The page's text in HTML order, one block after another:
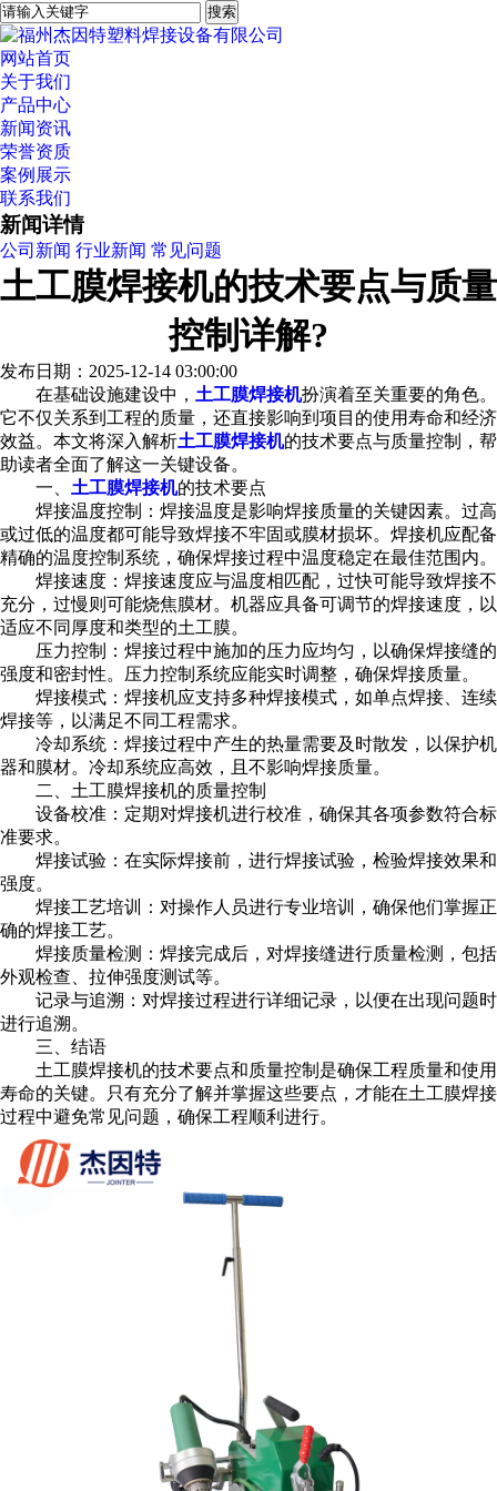
网站首页
关于我们
产品中心
新闻资讯
荣誉资质
案例展示
联系我们
新闻详情
公司新闻 行业新闻 常见问题
土工膜焊接机的技术要点与质量
控制详解?
发布日期：2025-12-14 03:00:00
在基础设施建设中， 土工膜焊接机扮演着至关重要的角色。
它不仅关系到工程的质量，还直接影响到项目的使用寿命和经济
效益。本文将深入解析土工膜焊接机的技术要点与质量控制，帮
助读者全面了解这一关键设备。
一、 土工膜焊接机的技术要点
焊接温度控制：焊接温度是影响焊接质量的关键因素。过高
或过低的温度都可能导致焊接不牢固或膜材损坏。焊接机应配备
精确的温度控制系统，确保焊接过程中温度稳定在最佳范围内。
焊接速度：焊接速度应与温度相匹配，过快可能导致焊接不
充分，过慢则可能烧焦膜材。机器应具备可调节的焊接速度，以
适应不同厚度和类型的土工膜。
压力控制：焊接过程中施加的压力应均匀，以确保焊接缝的
强度和密封性。压力控制系统应能实时调整，确保焊接质量。
焊接模式：焊接机应支持多种焊接模式，如单点焊接、连续
焊接等，以满足不同工程需求。
冷却系统：焊接过程中产生的热量需要及时散发，以保护机
器和膜材。冷却系统应高效，且不影响焊接质量。
二、土工膜焊接机的质量控制
设备校准：定期对焊接机进行校准，确保其各项参数符合标
准要求。
焊接试验：在实际焊接前，进行焊接试验，检验焊接效果和
强度。
焊接工艺培训：对操作人员进行专业培训，确保他们掌握正
确的焊接工艺。
焊接质量检测：焊接完成后，对焊接缝进行质量检测，包括
外观检查、拉伸强度测试等。
记录与追溯：对焊接过程进行详细记录，以便在出现问题时
进行追溯。
三、结语
土工膜焊接机的技术要点和质量控制是确保工程质量和使用
寿命的关键。只有充分了解并掌握这些要点，才能在土工膜焊接
过程中避免常见问题，确保工程顺利进行。